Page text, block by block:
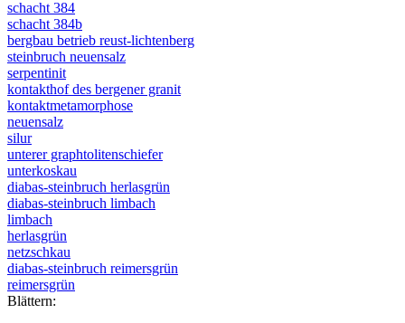
schacht 384
schacht 384b
bergbau betrieb reust-lichtenberg
steinbruch neuensalz
serpentinit
kontakthof des bergener granit
kontaktmetamorphose
neuensalz
silur
unterer graphtolitenschiefer
unterkoskau
diabas-steinbruch herlasgrün
diabas-steinbruch limbach
limbach
herlasgrün
netzschkau
diabas-steinbruch reimersgrün
reimersgrün
Blättern: